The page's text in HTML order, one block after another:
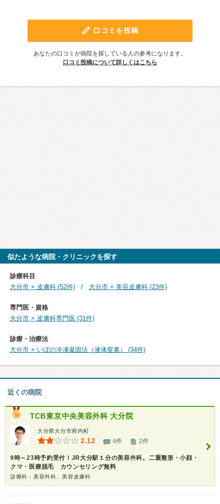
口コミを投稿
あなたの口コミが病院を探している人の参考になります。
口コミ投稿について詳しくはこちら
似たような病院・クリニックを探す
診療科目
大分市 × 皮膚科 (52件)
大分市 × 美容皮膚科 (23件)
専門医・資格
大分市 × 皮膚科専門医 (31件)
診療・治療法
大分市 × いぼの冷凍凝固法（液体窒素） (34件)
近くの病院
TCB東京中央美容外科 大分院
大分県大分市府内町
2.12 4件 2件
9時～23時予約受付！JR大分駅１分の美容外科。二重整形・小顔・
クマ・医療脱毛 カウンセリング無料
診療科：美容外科、美容皮膚科